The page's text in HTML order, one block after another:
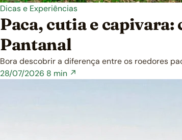
Dicas e Experiências
Paca, cutia e
Pantanal
Bora descobrir a diferença entre os roedores
28/07/2026 8 min ↗